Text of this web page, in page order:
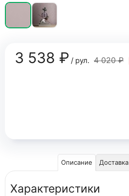
3 538 ₽/ рул. 4 020 ₽
Описание Доставка
Характеристики